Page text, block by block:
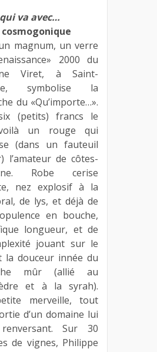
va avec…
cosmogonique
magnum, un verre
2000 du
Viret, à Saint-
symbolise la
du «Qu’importe…».
(petits) francs le
un rouge qui
(dans un fauteuil
l’amateur de côtes-
Robe cerise
nez explosif à la
de lys, et déjà de
en bouche,
longueur, et de
jouant sur le
douceur innée du
mûr (allié au
et à la syrah).
merveille, tout
d’un domaine lui
Sur 30
de vignes, Philippe